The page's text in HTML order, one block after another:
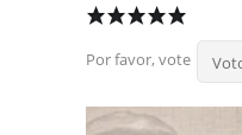
Por favor, vote